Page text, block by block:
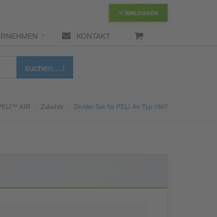
EINLOGGEN
KONTAKT
suchen....!
AIR Zubehör Divider Set für PELI Air Typ 1507